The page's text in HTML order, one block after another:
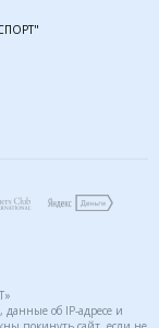
данные об IP-адресе и